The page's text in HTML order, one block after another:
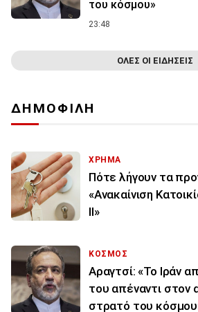
του κόσμου»
23:48
ΟΛΕΣ ΟΙ ΕΙΔΗΣΕΙΣ
ΔΗΜΟΦΙΛΗ
ΧΡΗΜΑ
Πότε λήγουν τα
«Ανακαίνιση
ΙΙ»
ΚΟΣΜΟΣ
Αραγτσί: «Το Ιράν
του απέναντι στον
στρατό του